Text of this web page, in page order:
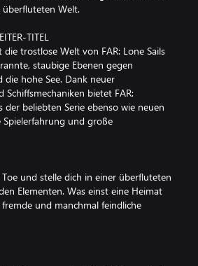
überfluteten Welt.
TITEL
trostlose Welt von FAR: Lone Sails
staubige Ebenen gegen
hohe See. Dank neuer
Schiffsmechaniken bietet FAR:
der beliebten Serie ebenso wie neuen
Spielerfahrung und große
und stelle dich in einer überfluteten
Elementen. Was einst eine Heimat
und manchmal feindliche
und suche nach einem